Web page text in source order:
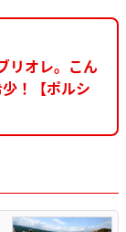
リオレ。こん
！【ポルシ